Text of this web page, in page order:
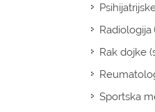
Radiologija
Rak dojke
Sportska